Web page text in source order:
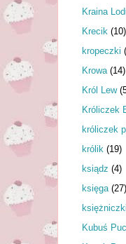
Kraina
Krecik (10)
kropeczki
Krowa (14)
Król Lew
Króliczek
króliczek
królik (19)
ksiądz (4)
księga (27)
księżniczki
Kubuś